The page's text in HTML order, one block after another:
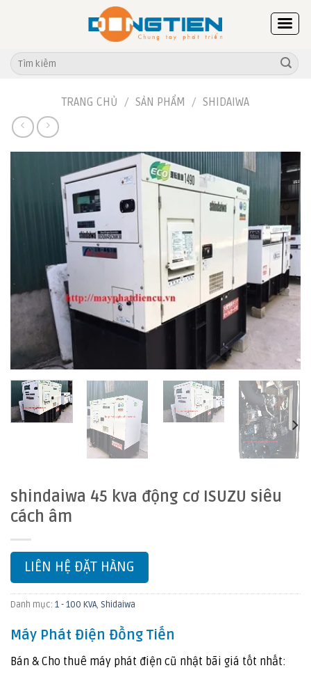
Tìm
kiếm:
TRANG CHỦ / SẢN PHẨM / SHIDAIWA
shindaiwa 45 kva động cơ ISUZU siêu
cách âm
LIÊN HỆ ĐẶT HÀNG
Danh mục: 1 - 100 KVA, Shidaiwa
Máy Phát Điện Đồng Tiến
Bán & Cho thuê máy phát điện cũ nhật bãi giá tốt nhất: